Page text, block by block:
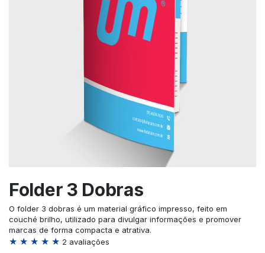
Folder 3 Dobras
O folder 3 dobras é um material gráfico impresso, feito em
couché brilho, utilizado para divulgar informações e promover
marcas de forma compacta e atrativa.
★ ★ ★ ★ ★ 2 avaliações